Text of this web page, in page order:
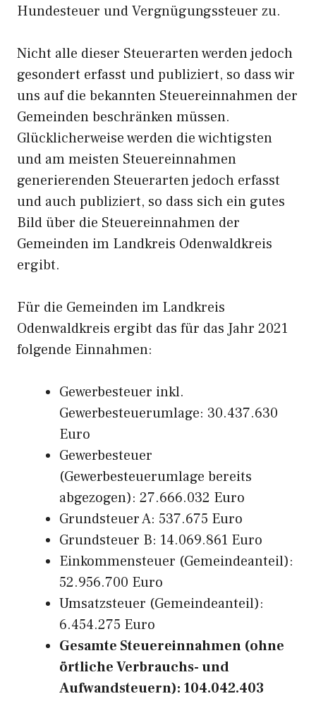
Hundesteuer und Vergnügungssteuer zu.
Nicht alle dieser Steuerarten werden jedoch
gesondert erfasst und publiziert, so dass wir
uns auf die bekannten Steuereinnahmen der
Gemeinden beschränken müssen.
Glücklicherweise werden die wichtigsten
und am meisten Steuereinnahmen
generierenden Steuerarten jedoch erfasst
und auch publiziert, so dass sich ein gutes
Bild über die Steuereinnahmen der
Gemeinden im Landkreis Odenwaldkreis
ergibt.
Für die Gemeinden im Landkreis
Odenwaldkreis ergibt das für das Jahr 2021
folgende Einnahmen:
Gewerbesteuer inkl.
Gewerbesteuerumlage: 30.437.630
Euro
Gewerbesteuer
(Gewerbesteuerumlage bereits
abgezogen): 27.666.032 Euro
Grundsteuer A: 537.675 Euro
Grundsteuer B: 14.069.861 Euro
Einkommensteuer (Gemeindeanteil):
52.956.700 Euro
Umsatzsteuer (Gemeindeanteil):
6.454.275 Euro
Gesamte Steuereinnahmen (ohne
örtliche Verbrauchs- und
Aufwandsteuern): 104.042.403